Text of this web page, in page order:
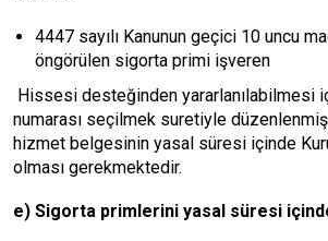
4447 sayılı Kanunun geçici 10 uncu
öngörülen sigorta primi işveren
Hissesi desteğinden yararlanılabilmesi
numarası seçilmek suretiyle
hizmet belgesinin yasal süresi içinde
olması gerekmektedir.
e) Sigorta primlerini yasal süresi